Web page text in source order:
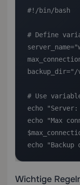
#!/bin/bash
# Define
backup_dir="/
# Use
echo "Server:
echo "Max
echo
Wichtige